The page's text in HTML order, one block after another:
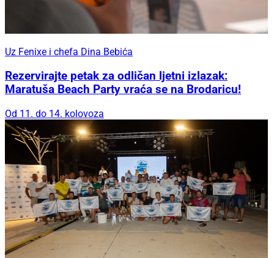
Uz Fenixe i chefa Dina Bebića
Rezervirajte petak za odličan ljetni izlazak:
Maratuša Beach Party vraća se na Brodaricu!
Od 11. do 14. kolovoza